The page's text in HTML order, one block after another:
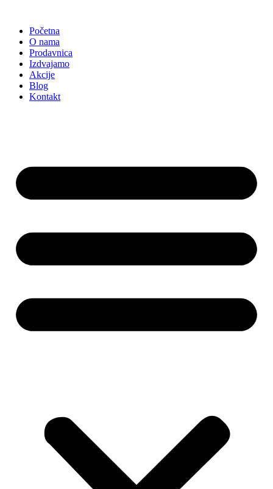
sadržajPočetna
O nama
Prodavnica
Izdvajamo
Akcije
Blog
Kontakt